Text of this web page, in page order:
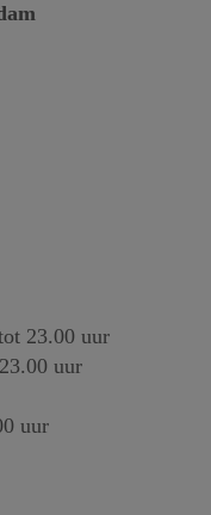
23.00 uur
uur
uur